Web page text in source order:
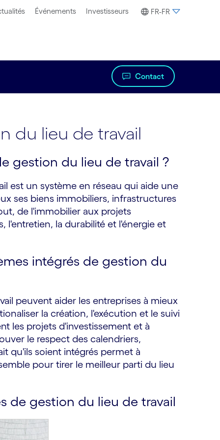
Événements Investisseurs FR-FR
Contact
du lieu de travail
gestion du lieu de travail ?
est un système en réseau qui aide une
ses biens immobiliers, infrastructures
de l'immobilier aux projets
l'entretien, la durabilité et l'énergie et
intégrés de gestion du
peuvent aider les entreprises à mieux
la création, l'exécution et le suivi
les projets d'investissement et à
le respect des calendriers,
qu'ils soient intégrés permet à
pour tirer le meilleur parti du lieu
de gestion du lieu de travail